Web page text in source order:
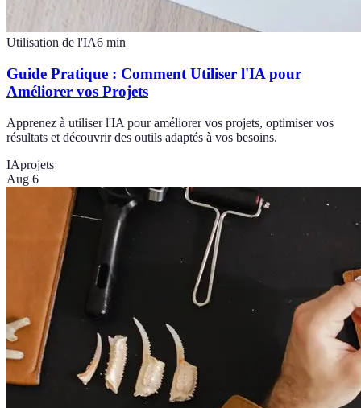
Utilisation de l'IA6 min
Guide Pratique : Comment Utiliser l'IA pour
Améliorer vos Projets
Apprenez à utiliser l'IA pour améliorer vos projets, optimiser vos
résultats et découvrir des outils adaptés à vos besoins.
IAprojets
Aug 6